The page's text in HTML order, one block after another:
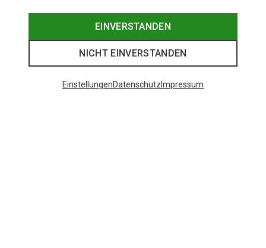
EINVERSTANDEN
NICHT EINVERSTANDEN
EinstellungenDatenschutz Impressum